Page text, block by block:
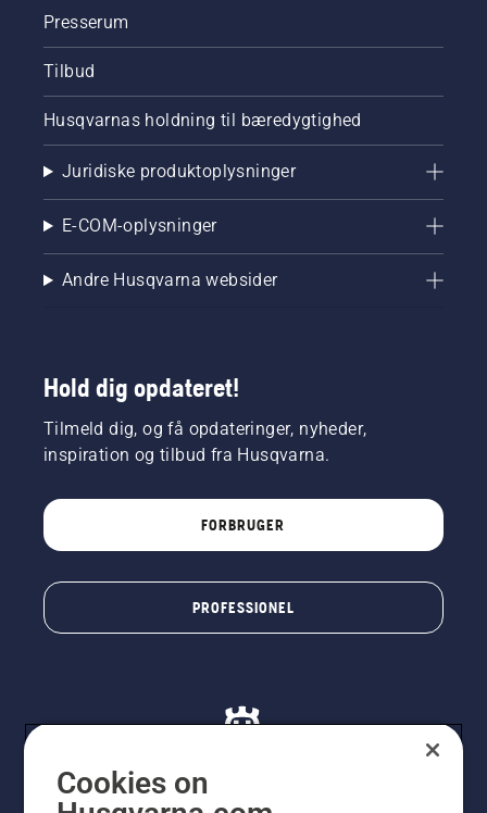
Presserum
Tilbud
Husqvarnas holdning til bæredygtighed
Juridiske produktoplysninger
E-COM-oplysninger
Andre Husqvarna websider
Hold dig opdateret!
Tilmeld dig, og få opdateringer, nyheder,
inspiration og tilbud fra Husqvarna.
FORBRUGER
PROFESSIONEL
Cookies on